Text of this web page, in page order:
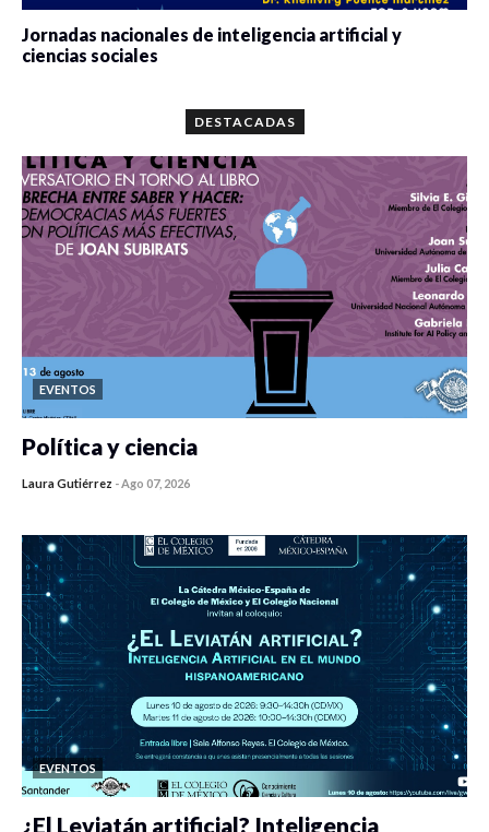
Jornadas nacionales de inteligencia artificial y
ciencias sociales
DESTACADAS
EVENTOS
Política y ciencia
Laura Gutiérrez -Ago 07, 2026
EVENTOS
¿El Leviatán artificial? Inteligencia